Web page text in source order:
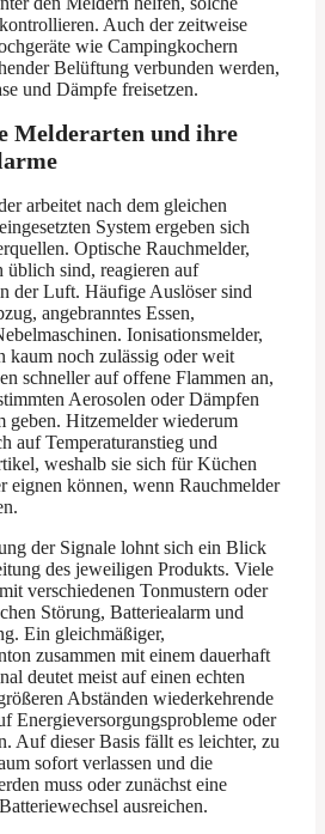
Auch der zeitweise
wie Campingkochern
Belüftung verbunden werden,
und Dämpfe freisetzen.
Melderarten und ihre
arbeitet nach dem gleichen
System ergeben sich
Optische Rauchmelder,
üblich sind, reagieren auf
der Luft. Häufige Auslöser sind
angebranntes Essen,
Ionisationsmelder,
kaum noch zulässig oder weit
schneller auf offene Flammen an,
Aerosolen oder Dämpfen
geben. Hitzemelder wiederum
auf Temperaturanstieg und
weshalb sie sich für Küchen
eignen können, wenn Rauchmelder
der Signale lohnt sich ein Blick
des jeweiligen Produkts. Viele
verschiedenen Tonmustern oder
Störung, Batteriealarm und
Ein gleichmäßiger,
zusammen mit einem dauerhaft
deutet meist auf einen echten
Abständen wiederkehrende
Energieversorgungsprobleme oder
Auf dieser Basis fällt es leichter, zu
sofort verlassen und die
muss oder zunächst eine
ausreichen.